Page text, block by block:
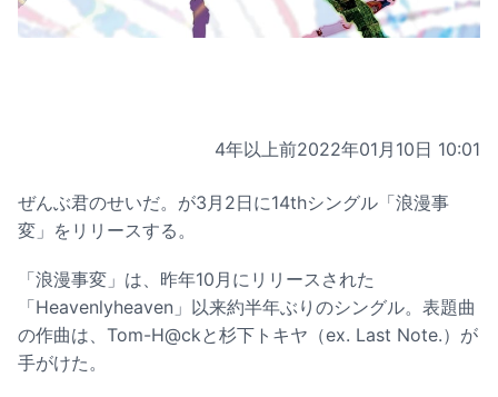
4年以上前2022年01月10日 10:01
ぜんぶ君のせいだ。が3月2日に14thシングル「浪漫事
変」をリリースする。
「浪漫事変」は、昨年10月にリリースされた
「Heavenlyheaven」以来約半年ぶりのシングル。表題曲
の作曲は、Tom-H@ckと杉下トキヤ（ex. Last Note.）が
手がけた。